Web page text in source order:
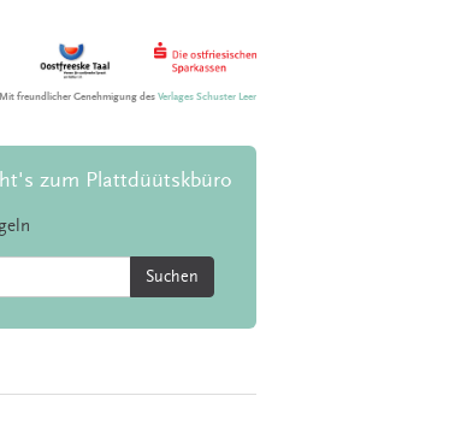
freundlicher Genehmigung desVerlages Schuster Leer
zum Plattdüütskbüro
Suchen